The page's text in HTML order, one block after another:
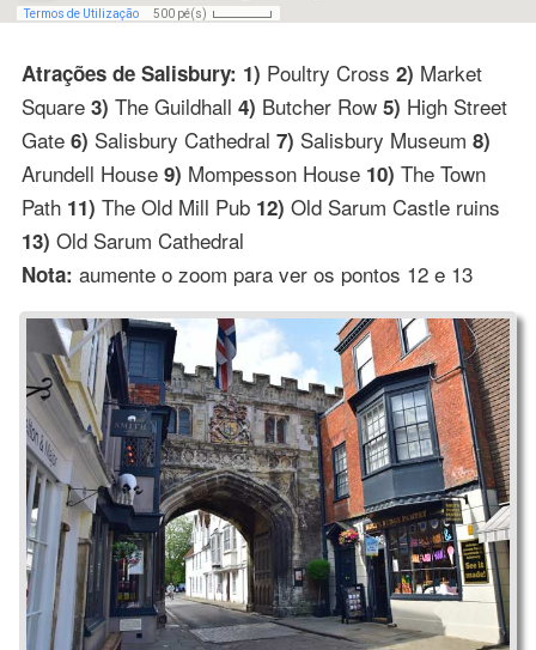
Atrações de Salisbury: 1) Poultry Cross 2) Market
Square 3) The Guildhall 4) Butcher Row 5) High Street
Gate 6) Salisbury Cathedral 7) Salisbury Museum 8)
Arundell House 9) Mompesson House 10) The Town
Path 11) The Old Mill Pub 12) Old Sarum Castle ruins
13) Old Sarum Cathedral
Nota: aumente o zoom para ver os pontos 12 e 13